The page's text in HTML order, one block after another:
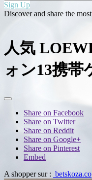
Sign Up
Discover and share the
人気
ォン13携帯
Share on Facebook
Share on Twitter
Share on Reddit
Share on Google+
Share on Pinterest
Embed
A shopper sur : betskoza.co